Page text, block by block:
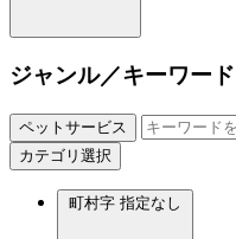
ジャンル／キーワード
ペットサービス
カテゴリ選択
町村字 指定なし